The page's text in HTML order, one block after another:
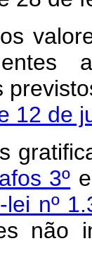
12 de
3º
lei nº
não